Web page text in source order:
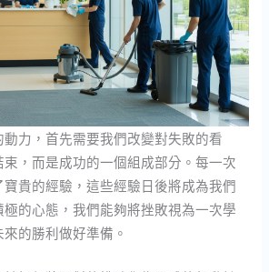
力，首先需要我們改變對失敗的看
，而是成功的一個組成部分。每一次
貴的經驗，這些經驗日後將成為我們
的心態，我們能夠將挫敗視為一次學
的勝利做好準備。